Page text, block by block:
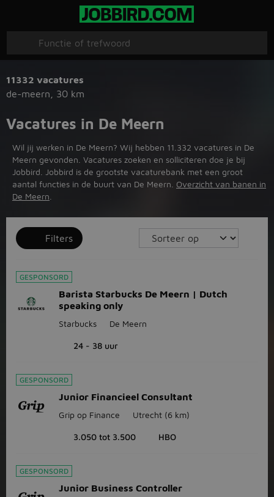
11332 vacatures
de-meern
30 km
Vacatures in De Meern
Wil jij werken in De Meern? Wij hebben 11.332 vacatures in De
Meern gevonden. Vacatures zoeken en solliciteren doe je bij
Jobbird. Jobbird is de grootste vacaturebank met een groot
aantal functies in de buurt van De Meern. Overzicht van banen in
De Meern
Filters
GESPONSORD
Barista Starbucks De Meern | Dutch
speaking only
Starbucks De Meern
24 - 38 uur
GESPONSORD
Junior Financieel Consultant
Grip op Finance Utrecht (6 km)
3.050 tot 3.500 HBO
GESPONSORD
Junior Business Controller